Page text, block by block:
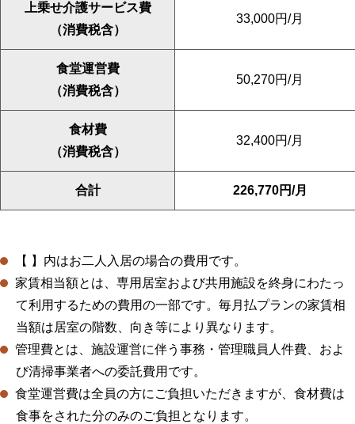
上乗せ介護サービス費
（消費税含）
33,000円/月
食堂運営費
（消費税含）
50,270円/月
食材費
（消費税含）
32,400円/月
合計 226,770円/月
【 】内はお二人入居の場合の費用です。
家賃相当額とは、専用居室および共用施設を終身にわたっ
て利用するための費用の一部です。毎月払プランの家賃相
当額は居室の階数、向き等により異なります。
管理費とは、施設運営に伴う事務・管理職員人件費、およ
び清掃事業者への委託費用です。
食堂運営費は全員の方にご負担いただきますが、食材費は
食事をされた分のみのご負担となります。